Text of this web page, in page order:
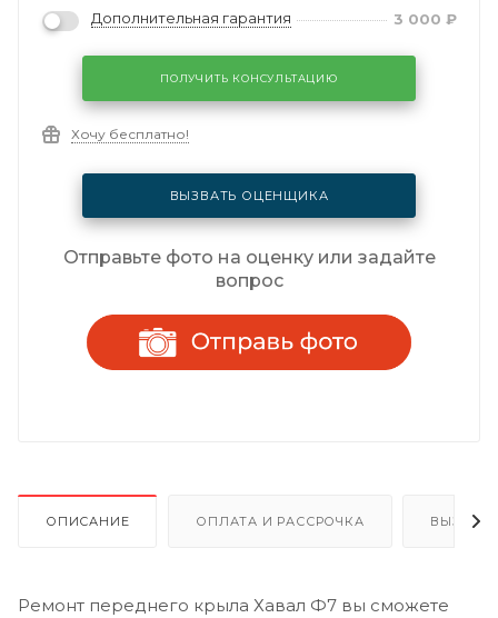
Дополнительная гарантия 3 000 ₽
ПОЛУЧИТЬ КОНСУЛЬТАЦИЮ
Хочу бесплатно!
ВЫЗВАТЬ ОЦЕНЩИКА
Отправьте фото на оценку или задайте
вопрос
ОПИСАНИЕ ОПЛАТА И РАССРОЧКА ВЫЗОВ
Ремонт переднего крыла Хавал Ф7 вы сможете